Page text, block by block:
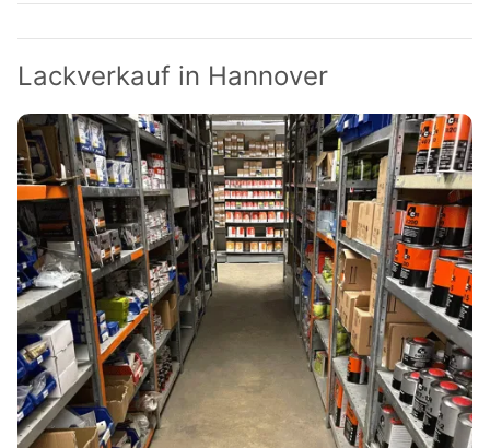
Lackverkauf in Hannover